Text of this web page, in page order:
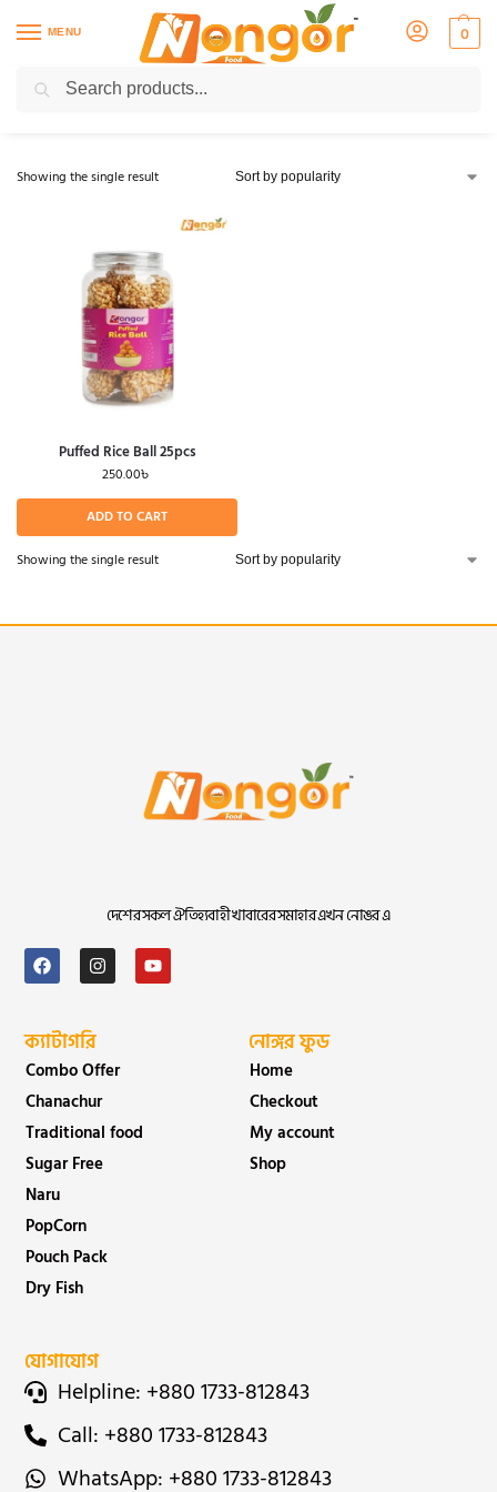
MENU 0
Puffed Rice Ball
Showing the single result
Puffed Rice Ball 25pcs
250.00৳
ADD TO CART
Showing the single result
দেশের সকল ঐতিহ্যবাহী খাবারের সমাহার এখন নোঙর এ
ক্যাটাগরি
Combo Offer
Chanachur
Traditional food
Sugar Free
Naru
PopCorn
Pouch Pack
Dry Fish
নোঙ্গর ফুড
Home
Checkout
My account
Shop
যোগাযোগ
Helpline: +880 1733-812843
Call: +880 1733-812843
WhatsApp: +880 1733-812843